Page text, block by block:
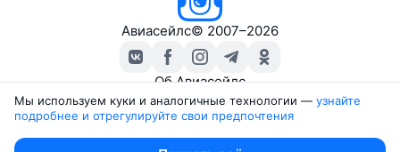
Авиасейлс© 2007–2026
Об Авиасейлс
Пресс‑центр
Travelpayouts
Мы используем куки и аналогичные технологии — узнайте
подробнее и отрегулируйте свои предпочтения